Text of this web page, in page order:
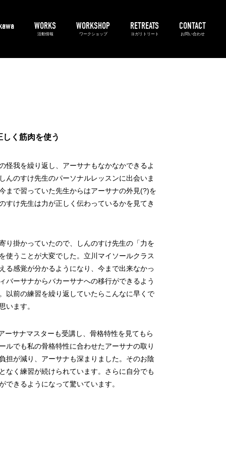
WORKS
活動情報
WORKSHOP
ワークショップ
RETREATS
ヨガリトリート
CONTACT
お問い合わせ
く筋肉を使う
怪我を繰り返し、アーサナもなかなかできるよ
んのすけ先生のパーソナルレッスンに出会いま
まで習っていた先生からはアーサナの外見(?)を
すけ先生は力が正しく伝わっているかを見てき
り掛かっていたので、しんのすけ先生の「力を
使うことが大変でした。立川マイソールクラス
る感覚が分かるようになり、今まで出来なかっ
バーサナからバカーサナへの移行ができるよう
以前の練習を繰り返していたらこんなに早くで
います。
ーサナマスターも受講し、骨格特性を見てもら
ルでも私の骨格特性に合わせたアーサナの取り
担が減り、アーサナも深まりました。そのお陰
なく練習が続けられています。さらに自分でも
できるようになって驚いています。